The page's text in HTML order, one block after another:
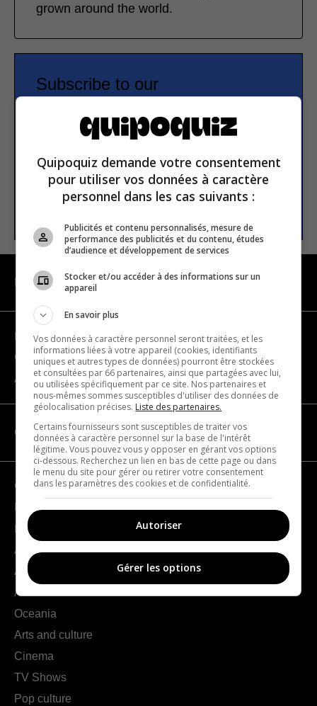
grown around the world.
Subscribe to our
newsletter
NAVIGATION
Become a partner
Contact us
About us
CATEGORIES
Geography
France
Europe
Americas
Asia
Africa
Oceania
Arts and culture
Cinema
TV Shows
Pop culture
Quipoquiz demande votre consentement
pour utiliser vos données à caractère
personnel dans les cas suivants :
Publicités et contenu personnalisés, mesure de
performance des publicités et du contenu, études
d’audience et développement de services
Stocker et/ou accéder à des informations sur un
appareil
En savoir plus
Vos données à caractère personnel seront traitées, et les
informations liées à votre appareil (cookies, identifiants
uniques et autres types de données) pourront être stockées
et consultées par 66 partenaires, ainsi que partagées avec lui,
ou utilisées spécifiquement par ce site. Nos partenaires et
nous-mêmes sommes susceptibles d'utiliser des données de
géolocalisation précises. Liste des partenaires.
Certains fournisseurs sont susceptibles de traiter vos
données à caractère personnel sur la base de l'intérêt
légitime. Vous pouvez vous y opposer en gérant vos options
ci-dessous. Recherchez un lien en bas de cette page ou dans
le menu du site pour gérer ou retirer votre consentement
dans les paramètres des cookies et de confidentialité.
Autoriser
Gérer les options